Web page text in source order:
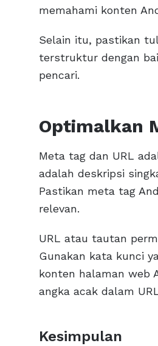
memahami konten
Selain itu, pastikan
terstruktur dengan
pencari.
Optimalkan
Meta tag dan URL
adalah deskripsi
Pastikan meta tag
relevan.
URL atau tautan
Gunakan kata kunci
konten halaman web
angka acak dalam
Kesimpulan